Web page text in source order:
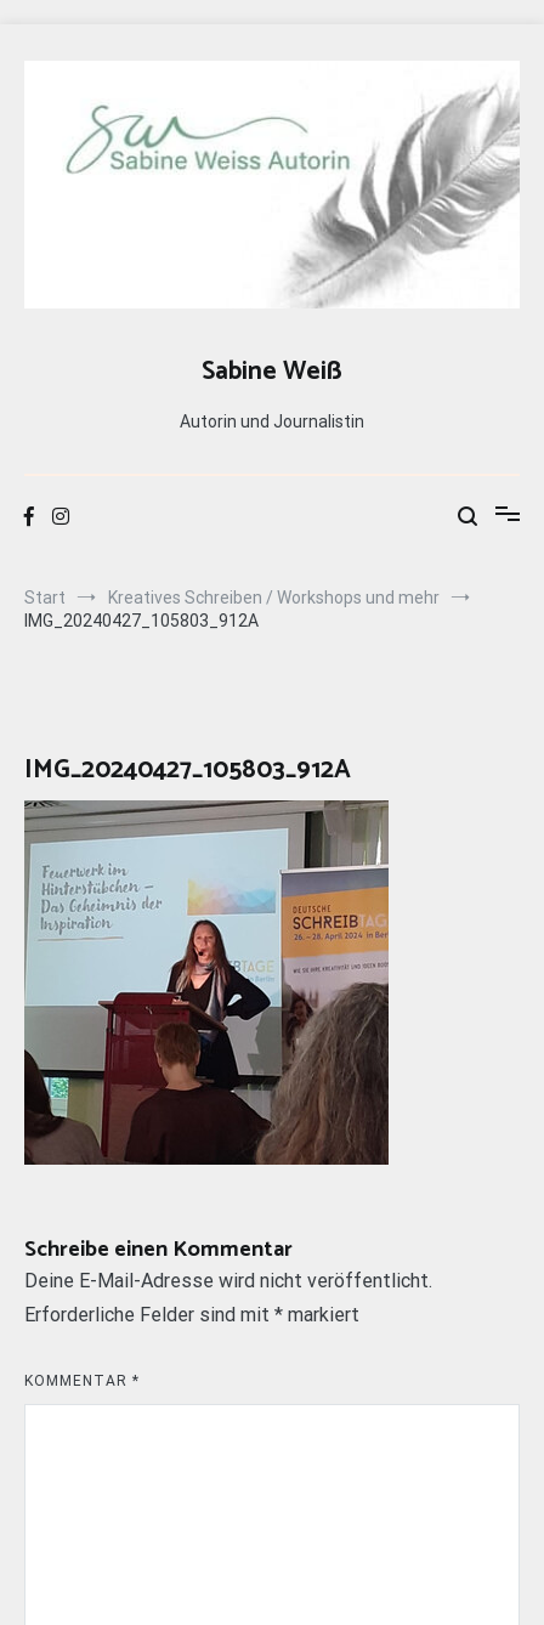
Sabine Weiß
Autorin und Journalistin
Start
Kreatives Schreiben / Workshops und mehr
IMG_20240427_105803_912A
IMG_20240427_105803_912A
Schreibe einen Kommentar
Deine E-Mail-Adresse wird nicht veröffentlicht.
Erforderliche Felder sind mit * markiert
KOMMENTAR *